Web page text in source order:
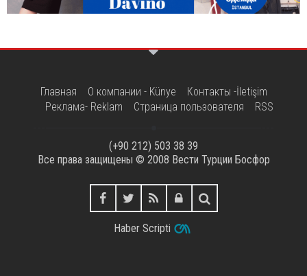
Главная О компании - Künye
Контакты -İletişim
Реклама- Reklam
Страница пользователя RSS
(+90 212) 503 38 39
Все права защищены © 2008 Вести Турции Босфор
Haber Scripti